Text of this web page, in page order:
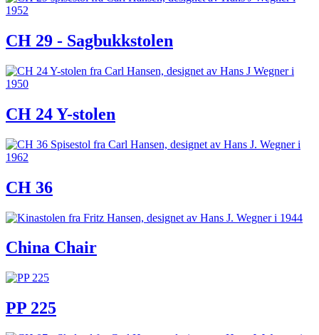
CH 29 - Sagbukkstolen
CH 24 Y-stolen
CH 36
China Chair
PP 225